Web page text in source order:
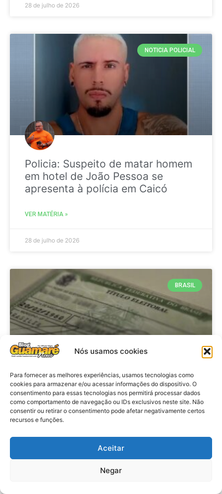
Nós usamos cookies
Para fornecer as melhores experiências, usamos tecnologias como
cookies para armazenar e/ou acessar informações do dispositivo. O
consentimento para essas tecnologias nos permitirá processar dados
como comportamento de navegação ou IDs exclusivos neste site. Não
consentir ou retirar o consentimento pode afetar negativamente certos
recursos e funções.
Aceitar
Negar
28 de julho de 2026
NOTICIA POLICIAL
Policia: Suspeito de matar homem
em hotel de João Pessoa se
apresenta à polícia em Caicó
VER MATÉRIA »
28 de julho de 2026
BRASIL
Brasil: Policia Federal investiga
753 casos de crimes eleitorais
antes das eleições